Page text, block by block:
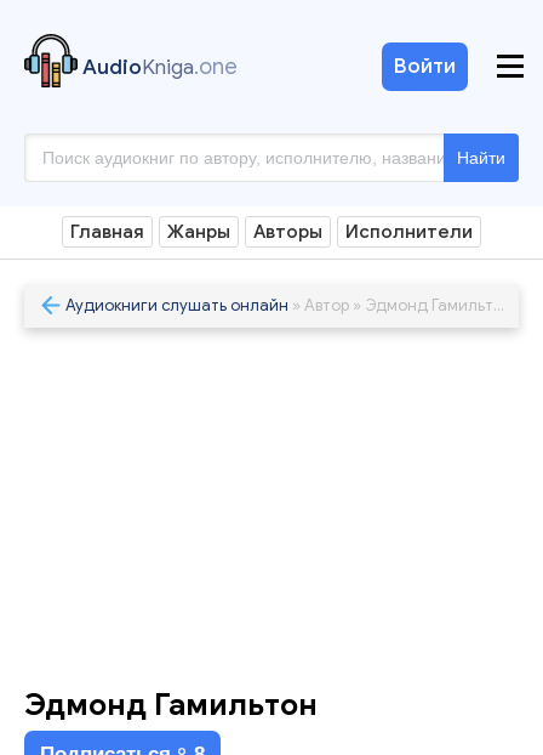
AudioKniga.one
Найти
Войти
Главная Жанры Авторы Исполнители
Аудиокниги слушать онлайн » Автор » Эдмонд Гамильтон
Эдмонд Гамильтон